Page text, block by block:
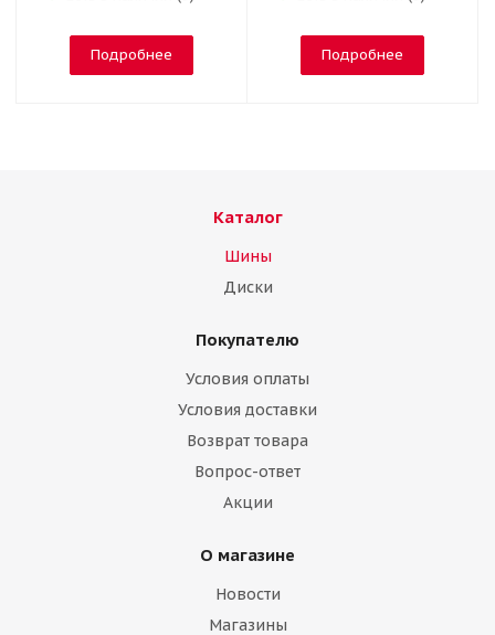
Подробнее Подробнее
Каталог
Шины
Диски
Покупателю
Условия оплаты
Условия доставки
Возврат товара
Вопрос-ответ
Акции
О магазине
Новости
Магазины